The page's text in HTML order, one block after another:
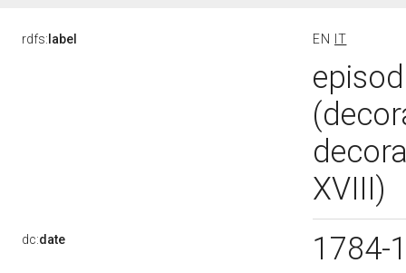
rdfs: label EN IT
XVIII)
dc:date 1784-